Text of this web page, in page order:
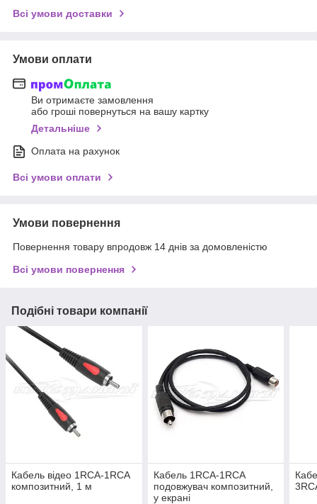
Всі умови доставки
Умови оплати
Ви отримаєте замовлення
або гроші повернуться на вашу картку
Детальніше
Оплата на рахунок
Всі умови оплати
Умови повернення
Повернення товару впродовж 14 днів за домовленістю
Всі умови повернення
Подібні товари компанії
Кабель відео 1RCA-1RCA
композитний, 1 м
Кабель 1RCA-1RCA
подовжувач композитний,
у екрані